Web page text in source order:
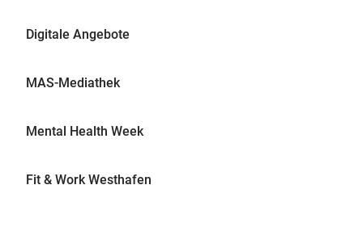
Digitale Angebote
MAS-Mediathek
Mental Health Week
Fit & Work Westhafen